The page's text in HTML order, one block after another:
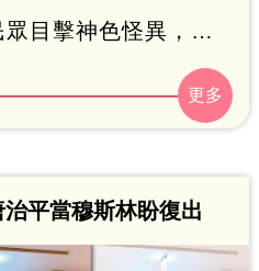
目擊神色怪異，直
才逐漸好轉。知名刺
他，隨後在社群平台
平當穆斯林盼復出